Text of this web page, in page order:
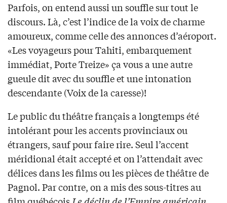
Parfois, on entend aussi un souffle sur tout le
discours. Là, c’est l’indice de la voix de charme
amoureux, comme celle des annonces d’aéroport.
«Les voyageurs pour Tahiti, embarquement
immédiat, Porte Treize» ça vous a une autre
gueule dit avec du souffle et une intonation
descendante (Voix de la caresse)!
Le public du théâtre français a longtemps été
intolérant pour les accents provinciaux ou
étrangers, sauf pour faire rire. Seul l’accent
méridional était accepté et on l’attendait avec
délices dans les films ou les pièces de théâtre de
Pagnol. Par contre, on a mis des sous-titres au